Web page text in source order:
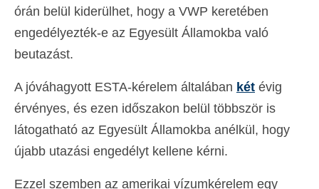
órán belül kiderülhet, hogy a VWP keretében
engedélyezték-e az Egyesült Államokba való
beutazást.
A jóváhagyott ESTA-kérelem általában két évig
érvényes, és ezen időszakon belül többször is
látogatható az Egyesült Államokba anélkül, hogy
újabb utazási engedélyt kellene kérni.
Ezzel szemben az amerikai vízumkérelem egy